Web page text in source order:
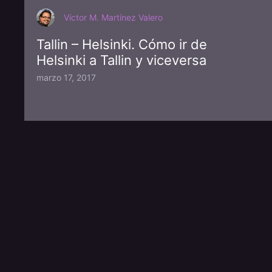
Víctor M. Martínez Valero
Tallin – Helsinki. Cómo ir de
Helsinki a Tallin y viceversa
marzo 17, 2017